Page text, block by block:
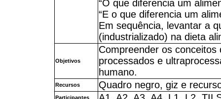
“O que diferencia um
“E o que diferencia um
Em sequência, levantar a
(industrializado) na dieta
Objetivos
Compreender os
processados e
humano.
Recursos Quadro negro, giz e
Participantes